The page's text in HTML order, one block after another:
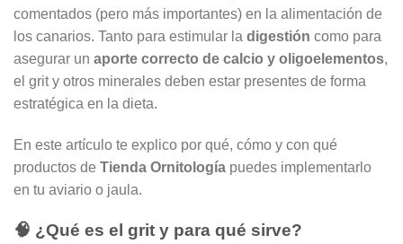
comentados (pero más importantes) en la alimentación de
los canarios. Tanto para estimular la digestión como para
asegurar un aporte correcto de calcio y oligoelementos,
el grit y otros minerales deben estar presentes de forma
estratégica en la dieta.
En este artículo te explico por qué, cómo y con qué
productos de Tienda Ornitología puedes implementarlo
en tu aviario o jaula.
🧠 ¿Qué es el grit y para qué sirve?